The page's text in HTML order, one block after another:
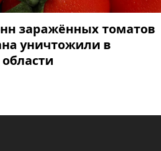
заражённых томатов
уничтожили в